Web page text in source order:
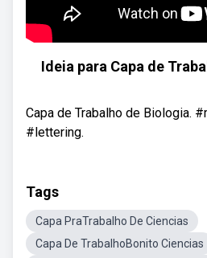
Ideia para Capa de
Capa de Trabalho de Biologia.
#lettering.
Tags
Capa PraTrabalho De Ciencias
Capa De TrabalhoBonito Ciencias